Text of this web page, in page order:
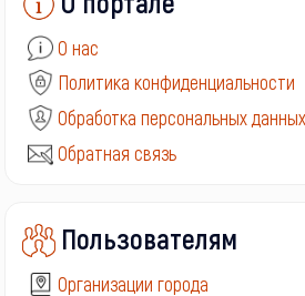
О нас
Политика конфиденциальности
Обработка персональных данных
Обратная связь
Пользователям
Организации города